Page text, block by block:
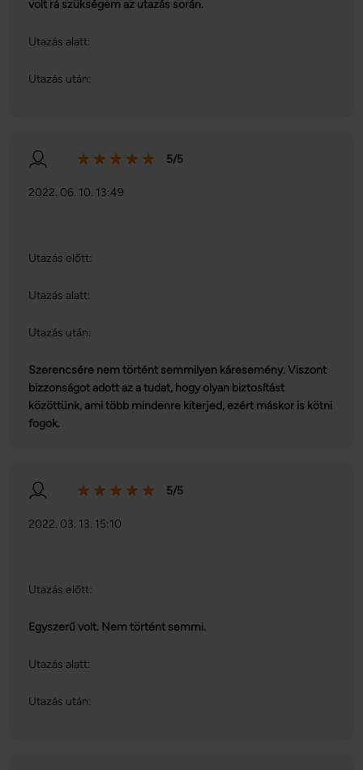
volt rá szükségem az utazás során.
Utazás alatt:
Utazás után:
5/5
2022. 06. 10. 13:49
Utazás előtt:
Utazás alatt:
Utazás után:
Szerencsére nem történt semmilyen káresemény. Viszont
bizzonságot adott az a tudat, hogy olyan biztosítást
közöttünk, ami több mindenre kiterjed, ezért máskor is kötni
fogok.
5/5
2022. 03. 13. 15:10
Utazás előtt:
Egyszerű volt. Nem történt semmi.
Utazás alatt:
Utazás után: